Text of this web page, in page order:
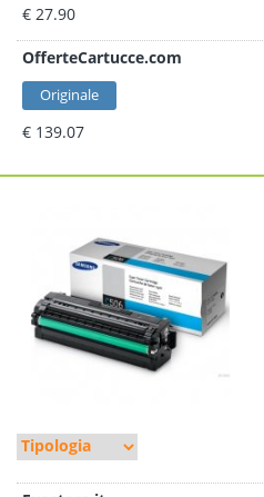
€ 27.90
OfferteCartucce.com
Originale
€ 139.07